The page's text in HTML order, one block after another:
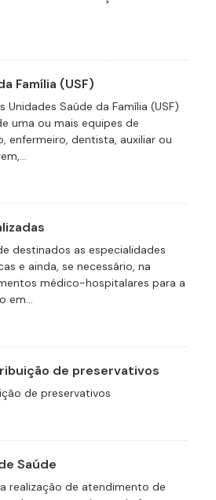
Família (USF)
Saúde da Família (USF)
uma ou mais equipes de
enfermeiro, dentista, auxiliar ou
destinados as especialidades
e ainda, se necessário, na
médico-hospitalares para a
em...
de preservativos
de preservativos
Saúde
realização de atendimento de